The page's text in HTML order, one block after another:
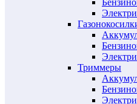
Триммеры